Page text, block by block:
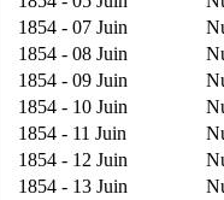
1854 - 07 Juin
1854 - 08 Juin
1854 - 09 Juin
1854 - 10 Juin
1854 - 11 Juin
1854 - 12 Juin
1854 - 13 Juin